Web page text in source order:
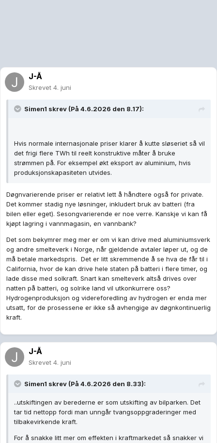
J-Å
Skrevet 4. juni
Simen1 skrev (På 4.6.2026 den 8.17):
Hvis normale internasjonale priser klarer å kutte sløseriet så vil
det frigi flere TWh til reelt konstruktive måter å bruke
strømmen på. For eksempel økt eksport av aluminium, hvis
produksjonskapasiteten utvides.
Døgnvarierende priser er relativt lett å håndtere også for private.
Det kommer stadig nye løsninger, inkludert bruk av batteri (fra
bilen eller eget). Sesongvarierende er noe verre. Kanskje vi kan få
kjøpt lagring i vannmagasin, en vannbank?
Det som bekymrer meg mer er om vi kan drive med aluminiumsverk
og andre smelteverk i Norge, når gjeldende avtaler løper ut, og de
må betale markedspris. Det er litt skremmende å se hva de får til i
California, hvor de kan drive hele staten på batteri i flere timer, og
lade disse med solkraft. Snart kan smelteverk altså drives over
natten på batteri, og solrike land vil utkonkurrere oss?
Hydrogenproduksjon og videreforedling av hydrogen er enda mer
utsatt, for de prosessene er ikke så avhengige av døgnkontinuerlig
kraft.
J-Å
Skrevet 4. juni
Simen1 skrev (På 4.6.2026 den 8.33):
..utskiftingen av berederne er som utskifting av bilparken. Det
tar tid nettopp fordi man unngår tvangsoppgraderinger med
tilbakevirkende kraft.
For å snakke litt mer om effekten i kraftmarkedet så snakker vi